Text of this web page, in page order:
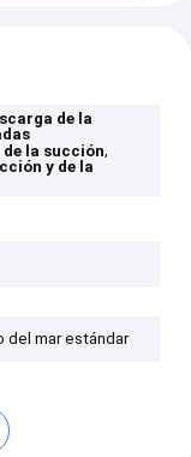
de la
de la succión,
y de la
del mar estándar